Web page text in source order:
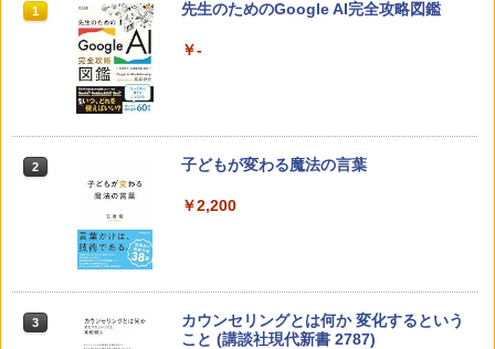
1 先生のためのGoogle AI完全攻略図鑑
￥-
2 子どもが変わる魔法の言葉
￥2,200
3
カウンセリングとは何か 変化するという
こと (講談社現代新書 2787)